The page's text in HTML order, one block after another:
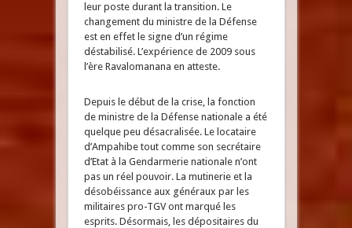
leur poste durant la transition. Le
changement du ministre de la Défense
est en effet le signe d’un régime
déstabilisé. L’expérience de 2009 sous
l’ère Ravalomanana en atteste.
Depuis le début de la crise, la fonction
de ministre de la Défense nationale a été
quelque peu désacralisée. Le locataire
d’Ampahibe tout comme son secrétaire
d’Etat à la Gendarmerie nationale n’ont
pas un réel pouvoir. La mutinerie et la
désobéissance aux généraux par les
militaires pro-TGV ont marqué les
esprits. Désormais, les dépositaires du